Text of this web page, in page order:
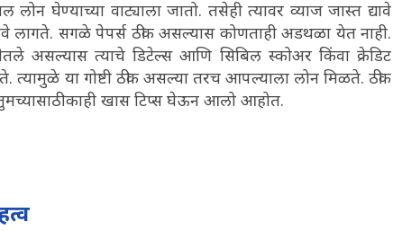
घेण्याच्या वाट्याला जातो. तसेही त्यावर व्याज जास्त द्यावे
लागते. सगळे पेपर्स ठीक असल्यास कोणताही अडथळा येत नाही.
असल्यास त्याचे डिटेल्स आणि सिबिल स्कोअर किंवा क्रेडिट
त्यामुळे या गोष्टी ठीक असल्या तरच आपल्याला लोन मिळते. ठीक
काही खास टिप्स घेऊन आलो आहोत.